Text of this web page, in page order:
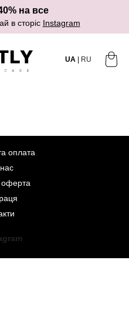
на все
в сторіс Instagram
UA RU
оплата
оферта